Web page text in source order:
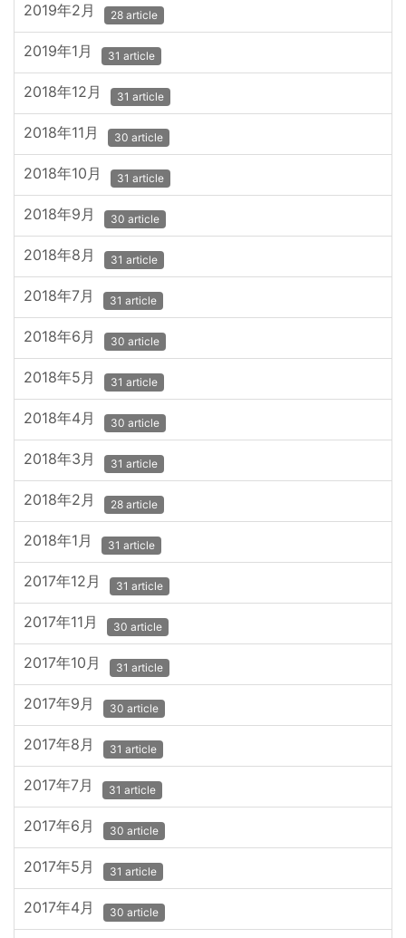
2019年2月 28 article
2019年1月 31 article
2018年12月 31 article
2018年11月 30 article
2018年10月 31 article
2018年9月 30 article
2018年8月 31 article
2018年7月 31 article
2018年6月 30 article
2018年5月 31 article
2018年4月 30 article
2018年3月 31 article
2018年2月 28 article
2018年1月 31 article
2017年12月 31 article
2017年11月 30 article
2017年10月 31 article
2017年9月 30 article
2017年8月 31 article
2017年7月 31 article
2017年6月 30 article
2017年5月 31 article
2017年4月 30 article